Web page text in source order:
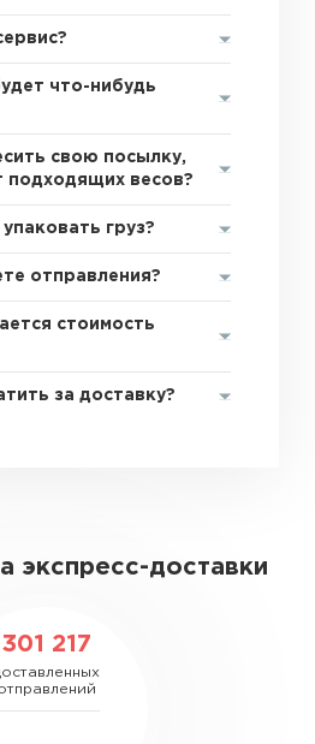
что-нибудь
свою посылку,
подходящих весов?
груз?
отправления?
стоимость
за доставку?
экспресс-доставки
301 217